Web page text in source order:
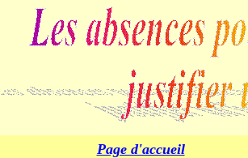
Page d'accueil